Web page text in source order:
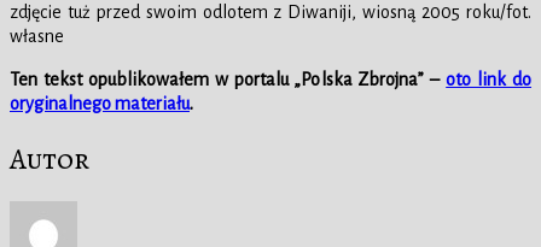
zdjęcie tuż przed swoim odlotem z Diwaniji, wiosną 2005 roku/fot.
własne
Ten tekst opublikowałem w portalu „Polska Zbrojna” –oto link do
oryginalnego materiału.
Autor